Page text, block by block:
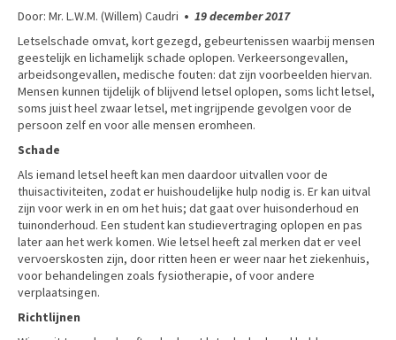
Door: Mr. L.W.M. (Willem) Caudri • 19 december 2017
Letselschade omvat, kort gezegd, gebeurtenissen waarbij mensen
geestelijk en lichamelijk schade oplopen. Verkeersongevallen,
arbeidsongevallen, medische fouten: dat zijn voorbeelden hiervan.
Mensen kunnen tijdelijk of blijvend letsel oplopen, soms licht letsel,
soms juist heel zwaar letsel, met ingrijpende gevolgen voor de
persoon zelf en voor alle mensen eromheen.
Schade
Als iemand letsel heeft kan men daardoor uitvallen voor de
thuisactiviteiten, zodat er huishoudelijke hulp nodig is. Er kan uitval
zijn voor werk in en om het huis; dat gaat over huisonderhoud en
tuinonderhoud. Een student kan studievertraging oplopen en pas
later aan het werk komen. Wie letsel heeft zal merken dat er veel
vervoerskosten zijn, door ritten heen er weer naar het ziekenhuis,
voor behandelingen zoals fysiotherapie, of voor andere
verplaatsingen.
Richtlijnen